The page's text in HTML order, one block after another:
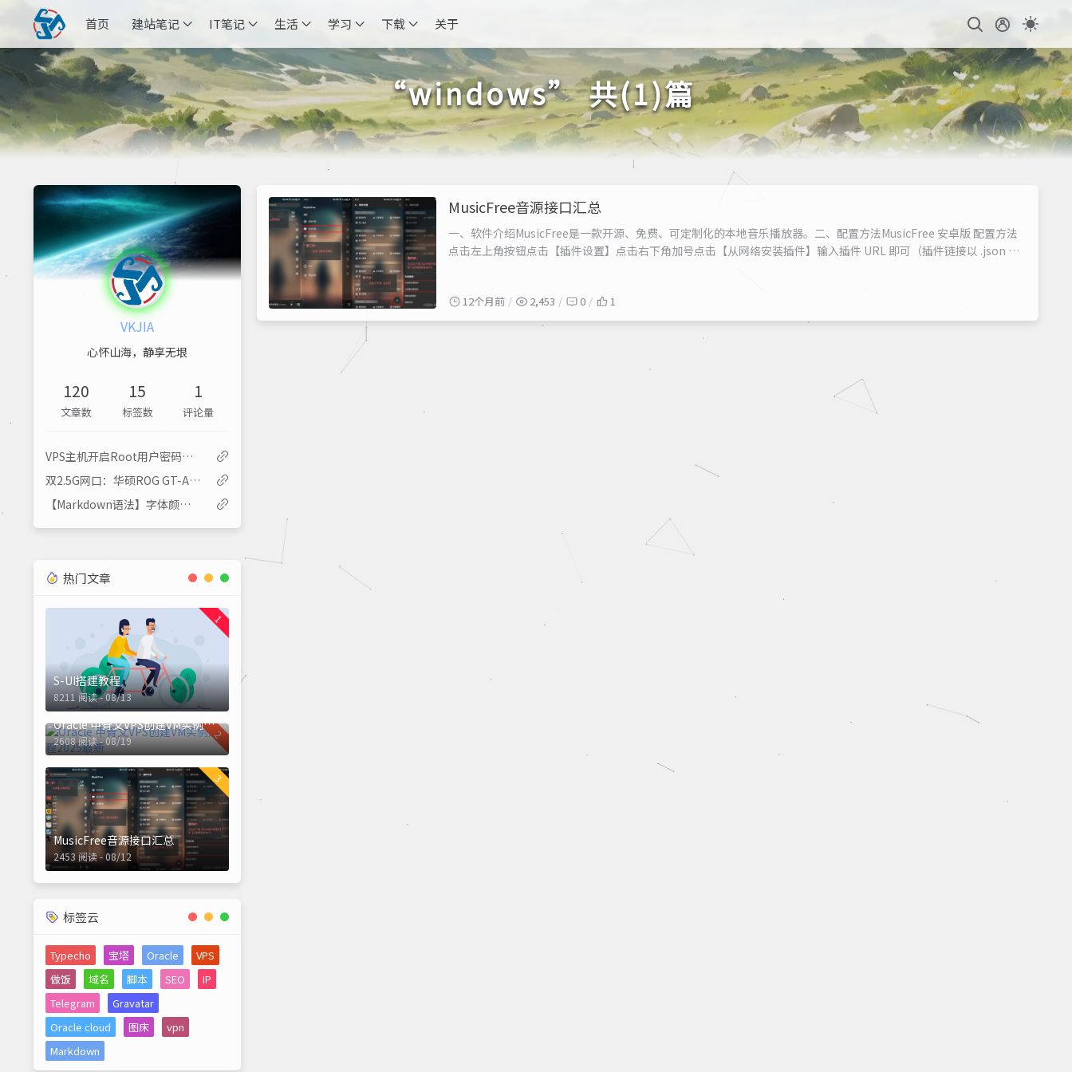
首页 建站笔记 IT笔记 生活 学习 下载 关于
“windows” 共(1)篇
MusicFree音源接口汇总
一、软件介绍MusicFree是一款开源、免费、可定制化的本地音乐播放器。二、配置方法MusicFree 安卓版 配置方法
点击左上角按钮点击【插件设置】点击右下角加号点击【从网络安装插件】输入插件 URL 即可（插件链接以 .json 或
12个月前 2,453 0 1
VKJIA
心怀山海，静享无垠
120
文章数
15
标签数
1
评论量
VPS主机开启Root用户密码登录
双2.5G网口：华硕ROG GT-AX6000 无线路由器
【Markdown语法】字体颜色大小及文字底色设置
热门文章
1
S-UI搭建教程
8211 阅读 - 08/13
2
Oracle 甲骨文VPS创建VM实例流程2025最新
2608 阅读 - 08/19
3
MusicFree音源接口汇总
2453 阅读 - 08/12
标签云
Typecho 宝塔 Oracle
VPS
做饭
域名 脚本 SEO
IP
Telegram
Gravatar
Oracle cloud
图床
vpn
Markdown